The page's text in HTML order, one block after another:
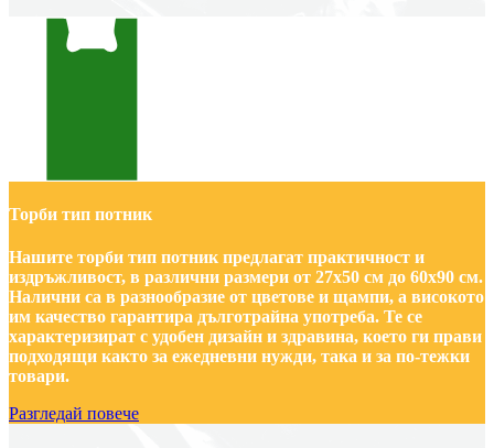
Торби тип потник
Нашите торби тип потник предлагат практичност и
издръжливост, в различни размери от 27х50 см до 60х90 см.
Налични са в разнообразие от цветове и щампи, а високото
им качество гарантира дълготрайна употреба. Те се
характеризират с удобен дизайн и здравина, което ги прави
подходящи както за ежедневни нужди, така и за по-тежки
товари.
Разгледай повече